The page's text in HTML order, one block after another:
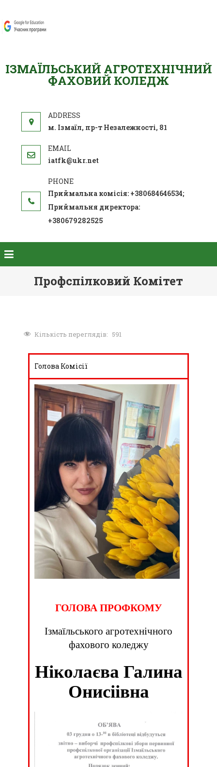
ІЗМАЇЛЬСЬКИЙ АГРОТЕХНІЧНИЙ
ФАХОВИЙ КОЛЕДЖ
м. Ізмаїл, пр-т Незалежності, 81
iatfk@ukr.net
Приймальна комісія: +380684646534;
Приймальня директора:
+380679282525
Профспілковий Комітет
Кількість переглядів: 591
Голова Комісії
ГОЛОВА ПРОФКОМУ
Ізмаїльського агротехнічного
фахового коледжу
Ніколаєва Галина
Онисіівна